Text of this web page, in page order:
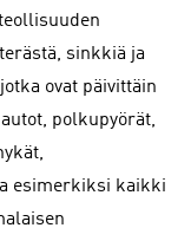
sinkkiä ja
ovat päivittäin
polkupyörät,
esimerkiksi kaikki